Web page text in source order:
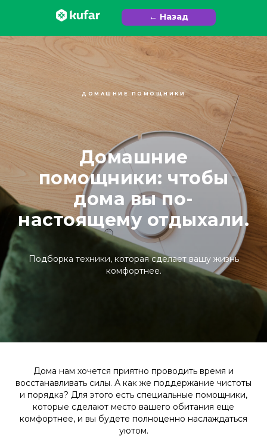
← Назад
ДОМАШНИЕ ПОМОЩНИКИ
Домашние
помощники: чтобы
дома вы по-
настоящему отдыхали.
Подборка техники, которая сделает вашу жизнь
комфортнее.
Дома нам хочется приятно проводить время и
восстанавливать силы. А как же поддержание чистоты
и порядка? Для этого есть специальные помощники,
которые сделают место вашего обитания еще
комфортнее, и вы будете полноценно наслаждаться
уютом.